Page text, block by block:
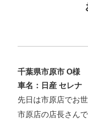
千葉県市原市 O様
車名：日産 セレナ
先日は市原店でお
市原店の店長さん